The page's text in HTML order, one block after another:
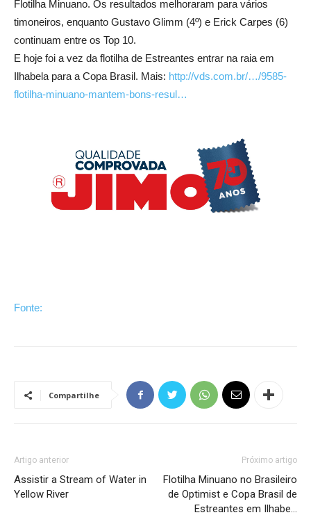
Flotilha Minuano. Os resultados melhoraram para vários
timoneiros, enquanto Gustavo Glimm (4º) e Erick Carpes (6)
continuam entre os Top 10.
E hoje foi a vez da flotilha de Estreantes entrar na raia em
Ilhabela para a Copa Brasil. Mais: http://vds.com.br/…/9585-
flotilha-minuano-mantem-bons-resul…
Fonte:
Compartilhe
Artigo anterior
Assistir a Stream of Water in
Yellow River
Próximo artigo
Flotilha Minuano no Brasileiro
de Optimist e Copa Brasil de
Estreantes em Ilhabe…